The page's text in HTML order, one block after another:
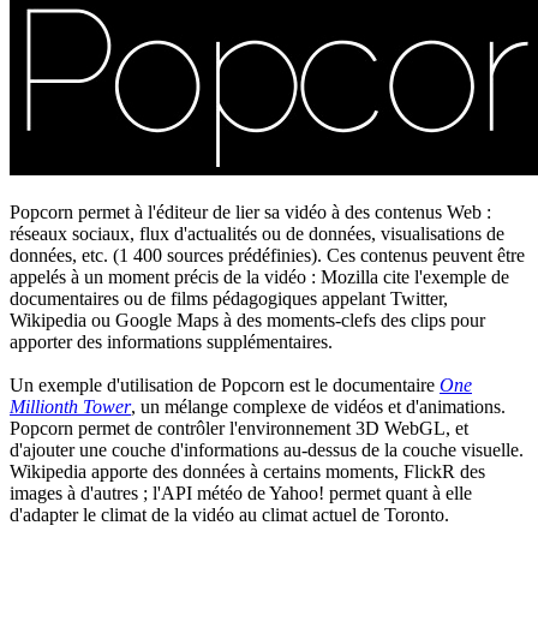
Popcorn permet à l'éditeur de lier sa vidéo à des contenus Web :
réseaux sociaux, flux d'actualités ou de données, visualisations de
données, etc. (1 400 sources prédéfinies). Ces contenus peuvent être
appelés à un moment précis de la vidéo : Mozilla cite l'exemple de
documentaires ou de films pédagogiques appelant Twitter,
Wikipedia ou Google Maps à des moments-clefs des clips pour
apporter des informations supplémentaires.
Un exemple d'utilisation de Popcorn est le documentaire One
Millionth Tower, un mélange complexe de vidéos et d'animations.
Popcorn permet de contrôler l'environnement 3D WebGL, et
d'ajouter une couche d'informations au-dessus de la couche visuelle.
Wikipedia apporte des données à certains moments, FlickR des
images à d'autres ; l'API météo de Yahoo! permet quant à elle
d'adapter le climat de la vidéo au climat actuel de Toronto.